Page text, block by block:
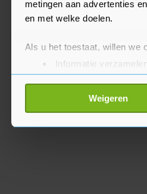
metingen aan advertenties
en met welke doelen.
Als u het toestaat, willen we
Informatie
Uw apparaat
Lees meer over hoe uw
toestemming op elk moment
Weigeren